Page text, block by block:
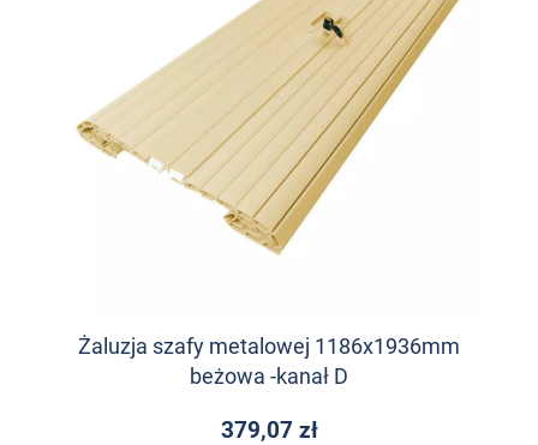
Żaluzja szafy metalowej 1186x1936mm
beżowa -kanał D
379,07 zł